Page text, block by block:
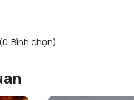
0 Bình chọn)